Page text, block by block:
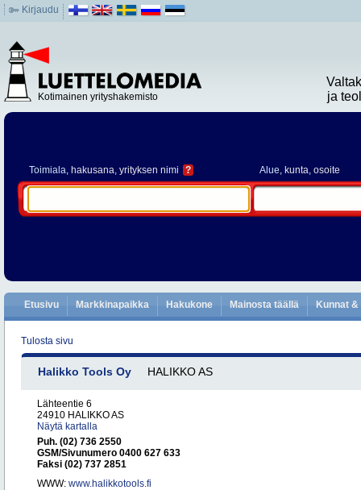
Kirjaudu
Kotimainen yrityshakemisto
ja
Toimiala, hakusana, yrityksen nimi ? Alue, kunta, osoite
Etusivu Markkinapaikka Hakukone Mainosta täällä Kunnat
Tulosta sivu
Halikko Tools Oy HALIKKO AS
Lähteentie 6
24910 HALIKKO AS
Näytä kartalla
Puh. (02) 736 2550
GSM/Sivunumero 0400 627 633
Faksi (02) 737 2851
WWW: www.halikkotools.fi